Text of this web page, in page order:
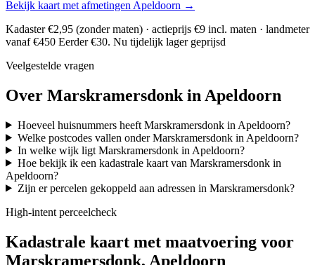
Bekijk kaart met afmetingen Apeldoorn →
Kadaster €2,95 (zonder maten) · actieprijs €9 incl. maten · landmeter
vanaf €450 Eerder €30. Nu tijdelijk lager geprijsd
Veelgestelde vragen
Over Marskramersdonk in Apeldoorn
Hoeveel huisnummers heeft Marskramersdonk in Apeldoorn?
Welke postcodes vallen onder Marskramersdonk in Apeldoorn?
In welke wijk ligt Marskramersdonk in Apeldoorn?
Hoe bekijk ik een kadastrale kaart van Marskramersdonk in
Apeldoorn?
Zijn er percelen gekoppeld aan adressen in Marskramersdonk?
High-intent perceelcheck
Kadastrale kaart met maatvoering voor
Marskramersdonk, Apeldoorn